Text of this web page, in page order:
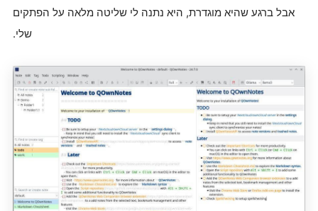
אבל ברגע שהיא מוגדרת, היא נתנה לי שליטה מלאה על הפתקים
שלי.